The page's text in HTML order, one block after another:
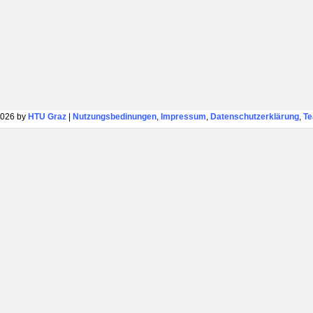
by HTU Graz| Nutzungsbedinungen, Impressum, Datenschutzerklärung,